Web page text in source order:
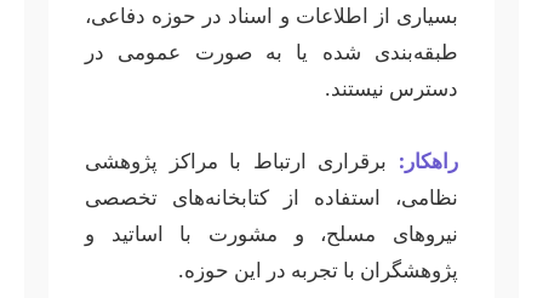
بسیاری از اطلاعات و اسناد در حوزه دفاعی،
طبقه‌بندی شده یا به صورت عمومی در
دسترس نیستند.
راهکار: برقراری ارتباط با مراکز پژوهشی
نظامی، استفاده از کتابخانه‌های تخصصی
نیروهای مسلح، و مشورت با اساتید و
پژوهشگران با تجربه در این حوزه.